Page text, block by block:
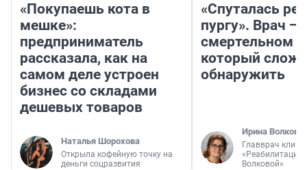
«Покупаешь кота в
мешке»:
предприниматель
рассказала, как на
самом деле устроен
бизнес со складами
дешевых товаров
Наталья Шорохова
Открыла кофейную точку на
деньги соцразвития
«Спуталась
пургу». Врач —
смертельном
который
обнаружить
Ирина Волкова
Главврач
«Реабилитация
Волковой»